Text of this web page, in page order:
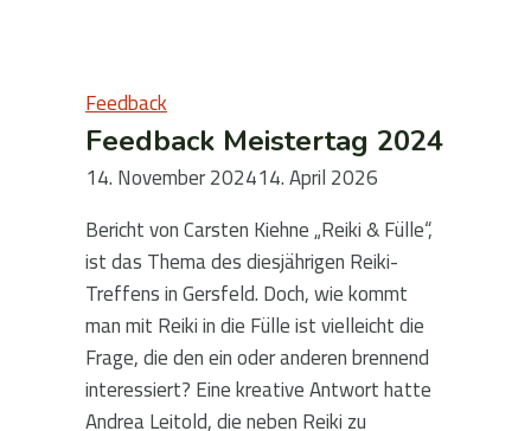
Feedback
Feedback Meistertag 2024
14. November 202414. April 2026
Bericht von Carsten Kiehne „Reiki & Fülle“,
ist das Thema des diesjährigen Reiki-
Treffens in Gersfeld. Doch, wie kommt
man mit Reiki in die Fülle ist vielleicht die
Frage, die den ein oder anderen brennend
interessiert? Eine kreative Antwort hatte
Andrea Leitold, die neben Reiki zu